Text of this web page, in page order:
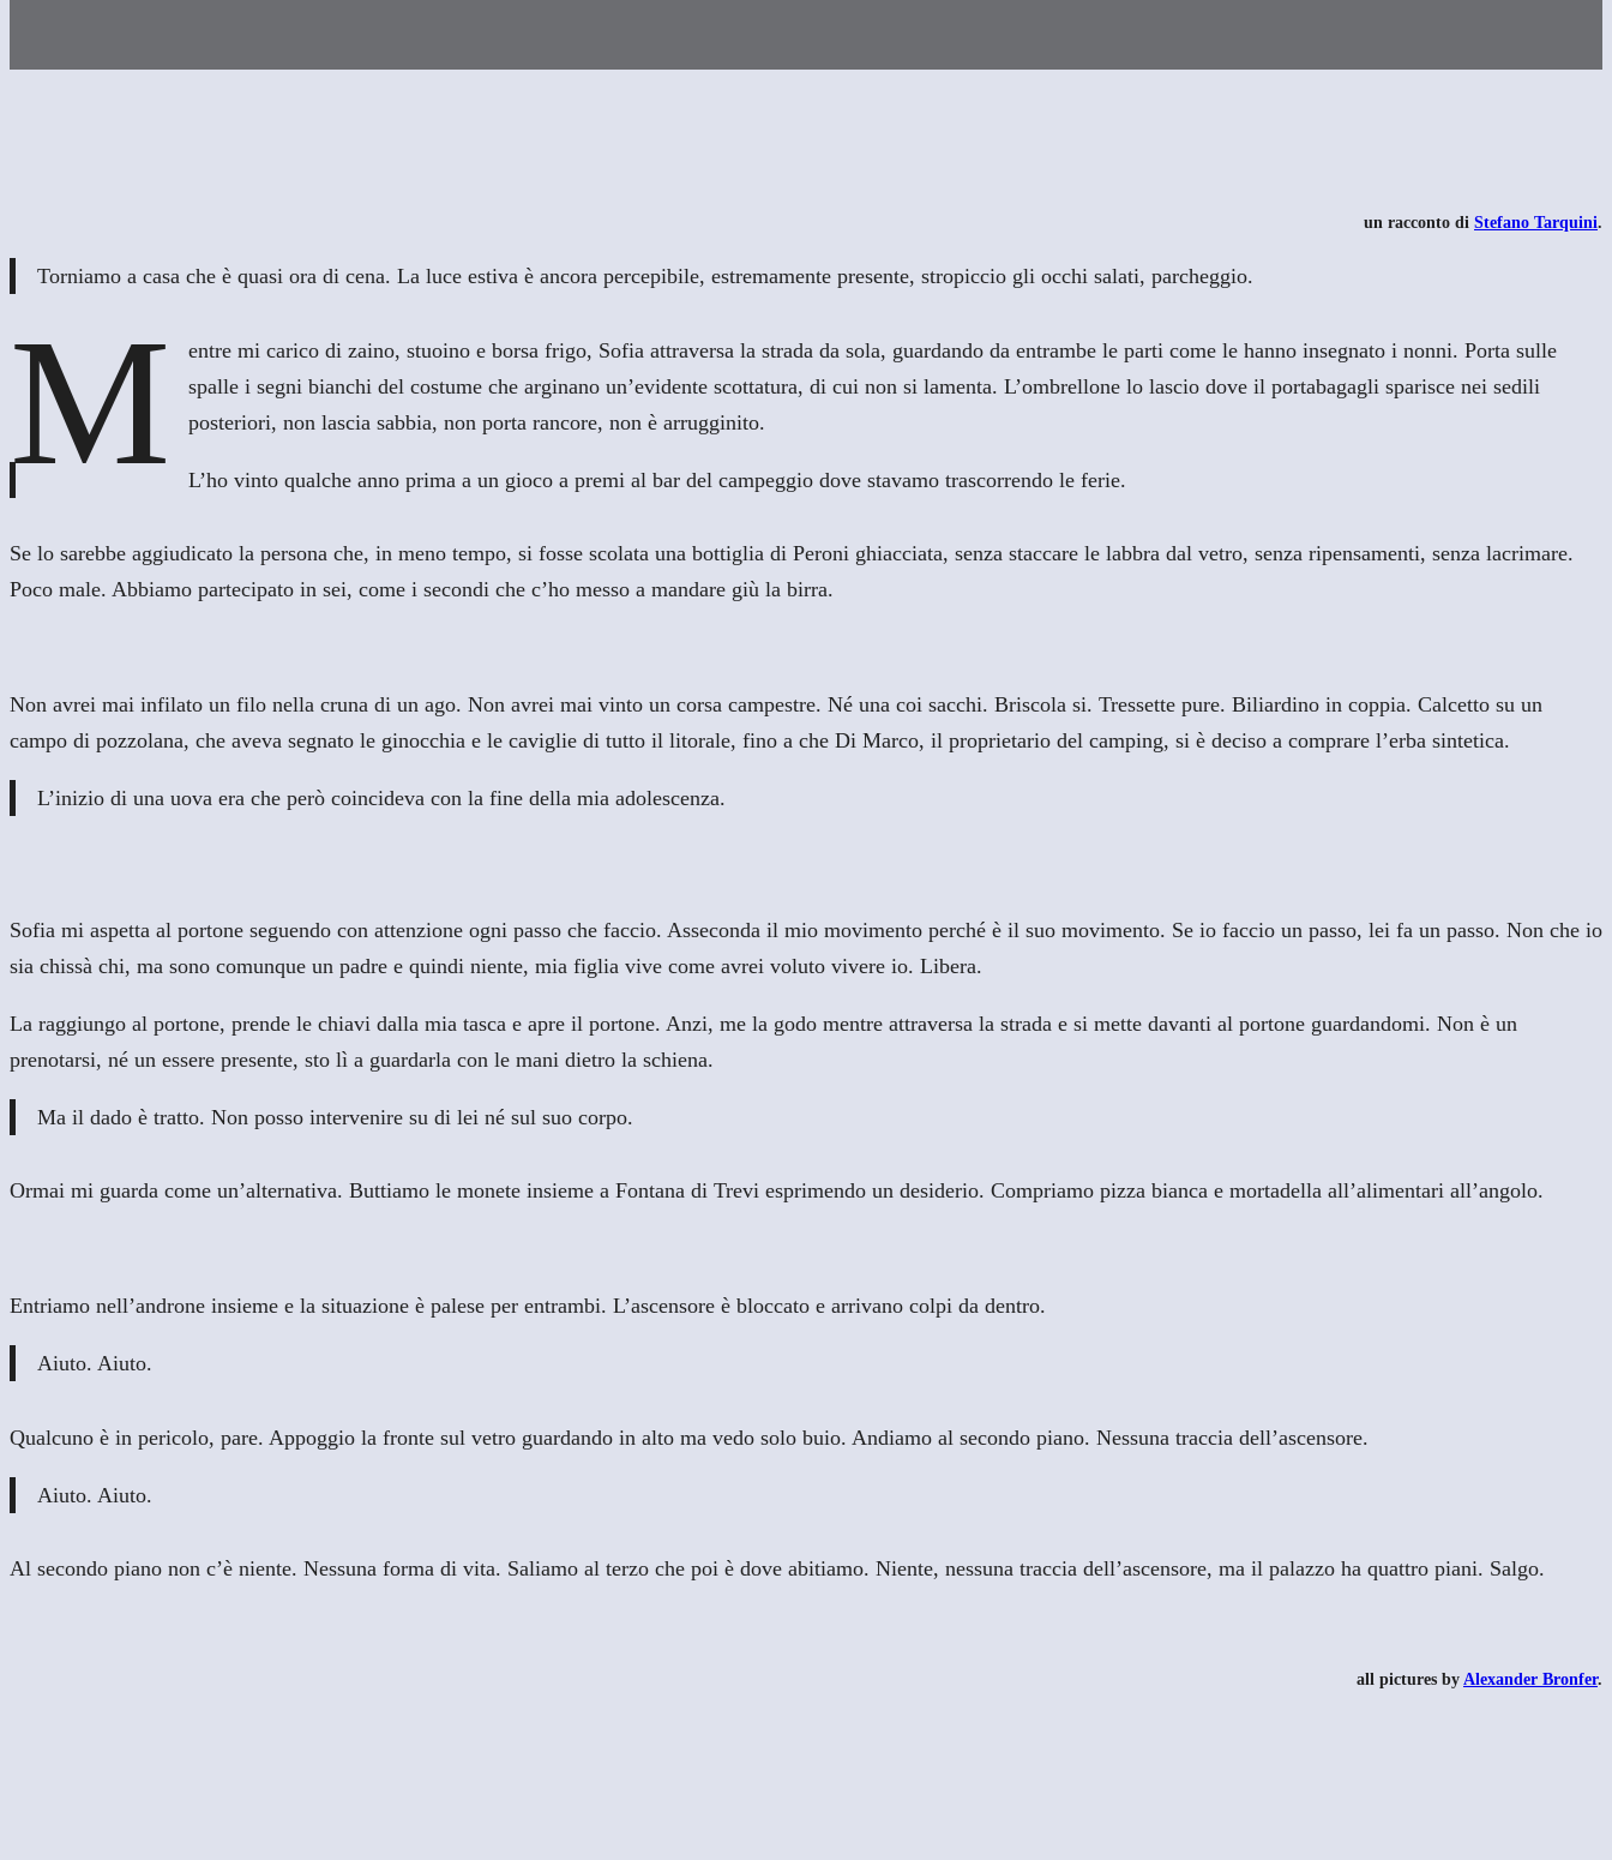
un racconto di Stefano Tarquini.
Torniamo a casa che è quasi ora di cena. La luce estiva è ancora percepibile, estremamente presente, stropiccio gli occhi salati, parcheggio.
M
entre mi carico di zaino, stuoino e borsa frigo, Sofia attraversa la strada da sola, guardando da entrambe le parti come le hanno insegnato i nonni. Porta sulle
spalle i segni bianchi del costume che arginano un’evidente scottatura, di cui non si lamenta. L’ombrellone lo lascio dove il portabagagli sparisce nei sedili
posteriori, non lascia sabbia, non porta rancore, non è arrugginito.
L’ho vinto qualche anno prima a un gioco a premi al bar del campeggio dove stavamo trascorrendo le ferie.
Se lo sarebbe aggiudicato la persona che, in meno tempo, si fosse scolata una bottiglia di Peroni ghiacciata, senza staccare le labbra dal vetro, senza ripensamenti, senza lacrimare.
Poco male. Abbiamo partecipato in sei, come i secondi che c’ho messo a mandare giù la birra.
Non avrei mai infilato un filo nella cruna di un ago. Non avrei mai vinto un corsa campestre. Né una coi sacchi. Briscola si. Tressette pure. Biliardino in coppia. Calcetto su un
campo di pozzolana, che aveva segnato le ginocchia e le caviglie di tutto il litorale, fino a che Di Marco, il proprietario del camping, si è deciso a comprare l’erba sintetica.
L’inizio di una uova era che però coincideva con la fine della mia adolescenza.
Sofia mi aspetta al portone seguendo con attenzione ogni passo che faccio. Asseconda il mio movimento perché è il suo movimento. Se io faccio un passo, lei fa un passo. Non che io
sia chissà chi, ma sono comunque un padre e quindi niente, mia figlia vive come avrei voluto vivere io. Libera.
La raggiungo al portone, prende le chiavi dalla mia tasca e apre il portone. Anzi, me la godo mentre attraversa la strada e si mette davanti al portone guardandomi. Non è un
prenotarsi, né un essere presente, sto lì a guardarla con le mani dietro la schiena.
Ma il dado è tratto. Non posso intervenire su di lei né sul suo corpo.
Ormai mi guarda come un’alternativa. Buttiamo le monete insieme a Fontana di Trevi esprimendo un desiderio. Compriamo pizza bianca e mortadella all’alimentari all’angolo.
Entriamo nell’androne insieme e la situazione è palese per entrambi. L’ascensore è bloccato e arrivano colpi da dentro.
Aiuto. Aiuto.
Qualcuno è in pericolo, pare. Appoggio la fronte sul vetro guardando in alto ma vedo solo buio. Andiamo al secondo piano. Nessuna traccia dell’ascensore.
Aiuto. Aiuto.
Al secondo piano non c’è niente. Nessuna forma di vita. Saliamo al terzo che poi è dove abitiamo. Niente, nessuna traccia dell’ascensore, ma il palazzo ha quattro piani. Salgo.
all pictures by Alexander Bronfer.